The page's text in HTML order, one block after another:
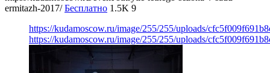
ermitazh-2017/ Бесплатно 1.5K 9
https://kudamoscow.ru/image/255/255/uploads/
https://kudamoscow.ru/image/255/255/uploads/